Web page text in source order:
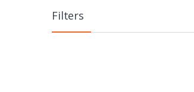
Filters